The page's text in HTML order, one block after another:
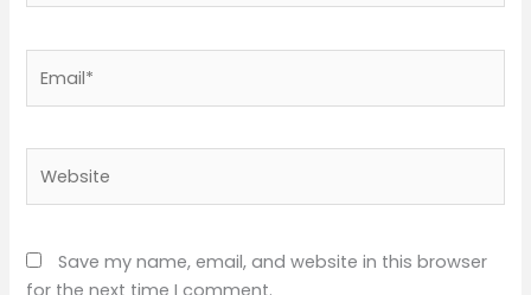
Save my name, email, and website in this browser
for the next time I comment.